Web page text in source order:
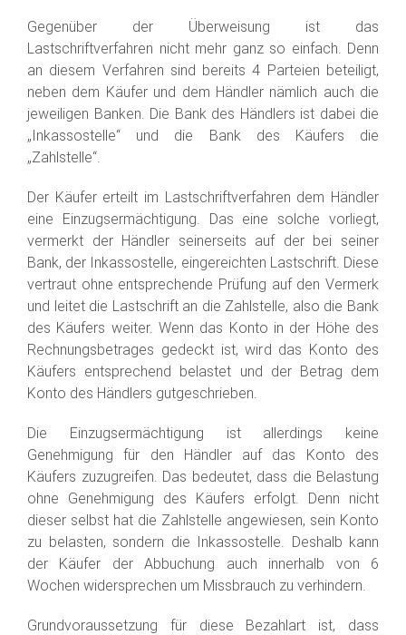
Gegenüber der Überweisung ist das
Lastschriftverfahren nicht mehr ganz so einfach. Denn
an diesem Verfahren sind bereits 4 Parteien beteiligt,
neben dem Käufer und dem Händler nämlich auch die
jeweiligen Banken. Die Bank des Händlers ist dabei die
„Inkassostelle“ und die Bank des Käufers die
„Zahlstelle“.
Der Käufer erteilt im Lastschriftverfahren dem Händler
eine Einzugsermächtigung. Das eine solche vorliegt,
vermerkt der Händler seinerseits auf der bei seiner
Bank, der Inkassostelle, eingereichten Lastschrift. Diese
vertraut ohne entsprechende Prüfung auf den Vermerk
und leitet die Lastschrift an die Zahlstelle, also die Bank
des Käufers weiter. Wenn das Konto in der Höhe des
Rechnungsbetrages gedeckt ist, wird das Konto des
Käufers entsprechend belastet und der Betrag dem
Konto des Händlers gutgeschrieben.
Die Einzugsermächtigung ist allerdings keine
Genehmigung für den Händler auf das Konto des
Käufers zuzugreifen. Das bedeutet, dass die Belastung
ohne Genehmigung des Käufers erfolgt. Denn nicht
dieser selbst hat die Zahlstelle angewiesen, sein Konto
zu belasten, sondern die Inkassostelle. Deshalb kann
der Käufer der Abbuchung auch innerhalb von 6
Wochen widersprechen um Missbrauch zu verhindern.
Grundvoraussetzung für diese Bezahlart ist, dass